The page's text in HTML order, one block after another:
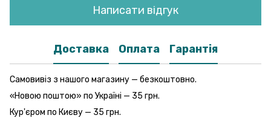
Написати відгук
Доставка Оплата Гарантія
Самовивіз з нашого магазину — безкоштовно.
«Новою поштою» по Україні — 35 грн.
Кур'єром по Києву — 35 грн.